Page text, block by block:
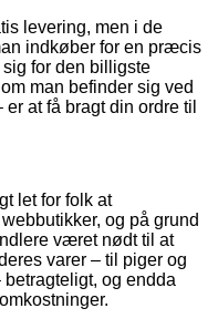
levering, men i de
indkøber for en præcis
for den billigste
man befinder sig ved
at få bragt din ordre til
let for folk at
og på grund
været nødt til at
varer – til piger og
og endda